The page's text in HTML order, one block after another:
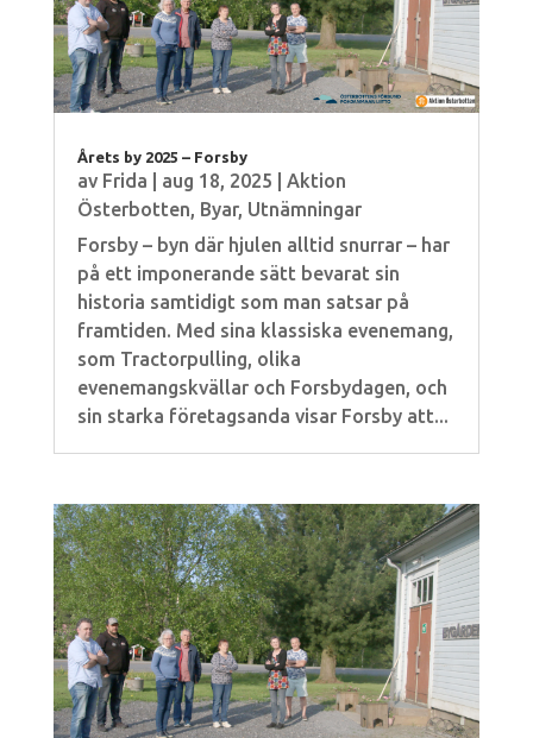
Årets by 2025 – Forsby
av Frida aug 18, 2025
Aktion
Österbotten, Byar, Utnämningar
Forsby – byn där hjulen alltid snurrar – har
på ett imponerande sätt bevarat sin
historia samtidigt som man satsar på
framtiden. Med sina klassiska evenemang,
som Tractorpulling, olika
evenemangskvällar och Forsbydagen, och
sin starka företagsanda visar Forsby att...